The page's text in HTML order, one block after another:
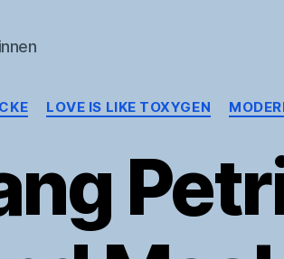
Kategorien
LOVE IS LIKE TOXYGEN